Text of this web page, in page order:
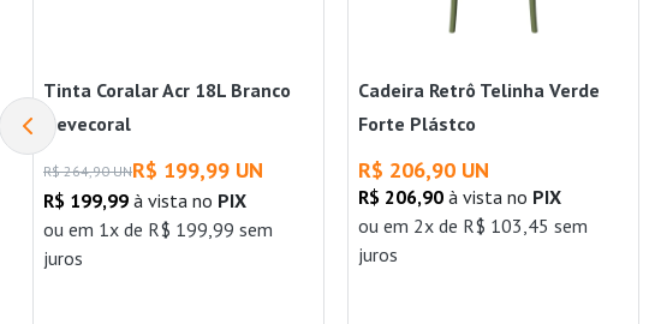
Tinta Coralar Acr 18L Branco
Nevecoral
R$ 264,90 UNR$ 199,99 UN
R$ 199,99 à vista no PIX
ou em 1x de R$ 199,99 sem
juros
Cadeira Retrô Telinha Verde
Forte Plástco
R$ 206,90 UN
R$ 206,90 à vista no PIX
ou em 2x de R$ 103,45 sem
juros